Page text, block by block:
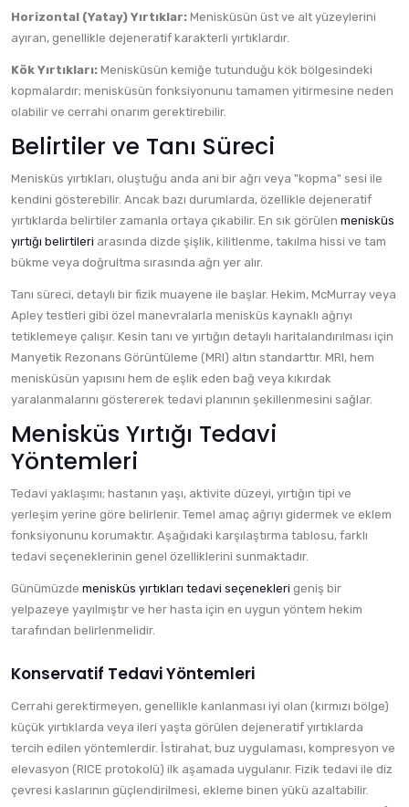
Horizontal (Yatay) Yırtıklar: Menisküsün üst ve alt yüzeylerini
ayıran, genellikle dejeneratif karakterli yırtıklardır.
Kök Yırtıkları: Menisküsün kemiğe tutunduğu kök bölgesindeki
kopmalardır; menisküsün fonksiyonunu tamamen yitirmesine neden
olabilir ve cerrahi onarım gerektirebilir.
Belirtiler ve Tanı Süreci
Menisküs yırtıkları, oluştuğu anda ani bir ağrı veya "kopma" sesi ile
kendini gösterebilir. Ancak bazı durumlarda, özellikle dejeneratif
yırtıklarda belirtiler zamanla ortaya çıkabilir. En sık görülen menisküs
yırtığı belirtileri arasında dizde şişlik, kilitlenme, takılma hissi ve tam
bükme veya doğrultma sırasında ağrı yer alır.
Tanı süreci, detaylı bir fizik muayene ile başlar. Hekim, McMurray veya
Apley testleri gibi özel manevralarla menisküs kaynaklı ağrıyı
tetiklemeye çalışır. Kesin tanı ve yırtığın detaylı haritalandırılması için
Manyetik Rezonans Görüntüleme (MRI) altın standarttır. MRI, hem
menisküsün yapısını hem de eşlik eden bağ veya kıkırdak
yaralanmalarını göstererek tedavi planının şekillenmesini sağlar.
Menisküs Yırtığı Tedavi
Yöntemleri
Tedavi yaklaşımı; hastanın yaşı, aktivite düzeyi, yırtığın tipi ve
yerleşim yerine göre belirlenir. Temel amaç ağrıyı gidermek ve eklem
fonksiyonunu korumaktır. Aşağıdaki karşılaştırma tablosu, farklı
tedavi seçeneklerinin genel özelliklerini sunmaktadır.
Günümüzde menisküs yırtıkları tedavi seçenekleri geniş bir
yelpazeye yayılmıştır ve her hasta için en uygun yöntem hekim
tarafından belirlenmelidir.
Konservatif Tedavi Yöntemleri
Cerrahi gerektirmeyen, genellikle kanlanması iyi olan (kırmızı bölge)
küçük yırtıklarda veya ileri yaşta görülen dejeneratif yırtıklarda
tercih edilen yöntemlerdir. İstirahat, buz uygulaması, kompresyon ve
elevasyon (RICE protokolü) ilk aşamada uygulanır. Fizik tedavi ile diz
çevresi kaslarının güçlendirilmesi, ekleme binen yükü azaltabilir.